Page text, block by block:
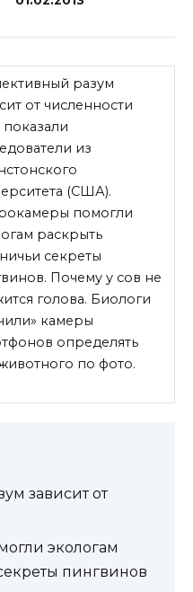
разум
от численности
показали
из
(США).
помогли
раскрыть
секреты
Почему у сов не
голова. Биологи
камеры
определять
по фото.
зависит от
экологам
пингвинов